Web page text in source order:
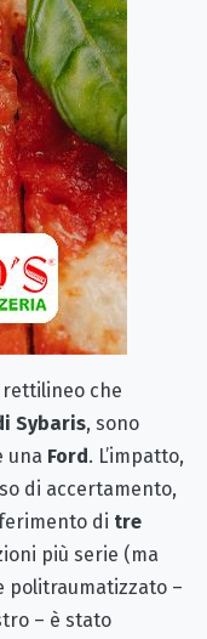
rettilineo che
Sybaris, sono
una Ford. L’impatto,
di accertamento,
di tre
più serie (ma
politraumatizzato –
– è stato